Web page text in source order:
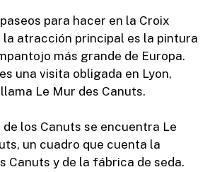
para hacer en la Croix
la atracción principal es la pintura
más grande de Europa.
una visita obligada en Lyon,
Le Mur des Canuts.
de los Canuts se encuentra Le
un cuadro que cuenta la
Canuts y de la fábrica de seda.